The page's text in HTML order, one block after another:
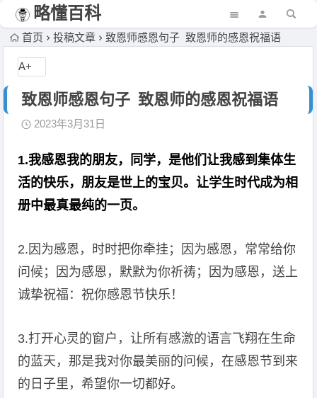
略懂百科
首页 投稿文章 致恩师感恩句子 致恩师的感恩祝福语
致恩师感恩句子 致恩师的感恩祝福语
2023年3月31日
1.我感恩我的朋友，同学，是他们让我感到集体生
活的快乐，朋友是世上的宝贝。让学生时代成为相
册中最真最纯的一页。
2.因为感恩，时时把你牵挂；因为感恩，常常给你
问候；因为感恩，默默为你祈祷；因为感恩，送上
诚挚祝福：祝你感恩节快乐！
3.打开心灵的窗户，让所有感激的语言飞翔在生命
的蓝天，那是我对你最美丽的问候，在感恩节到来
的日子里，希望你一切都好。
A+